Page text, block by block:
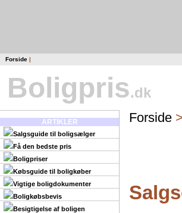
Forside |
Boligpris.dk
ARTIKLER
Salgsguide til boligsælger
Få den bedste pris
Boligpriser
Købsguide til boligkøber
Vigtige boligdokumenter
Boligkøbsbevis
Besigtigelse af boligen
Forside